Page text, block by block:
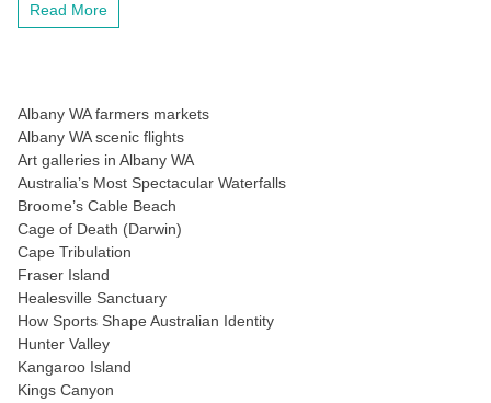
Read More
Albany WA farmers markets
Albany WA scenic flights
Art galleries in Albany WA
Australia’s Most Spectacular Waterfalls
Broome’s Cable Beach
Cage of Death (Darwin)
Cape Tribulation
Fraser Island
Healesville Sanctuary
How Sports Shape Australian Identity
Hunter Valley
Kangaroo Island
Kings Canyon